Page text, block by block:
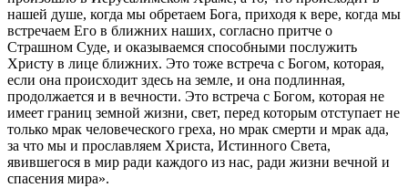
нашей душе, когда мы обретаем Бога, приходя к вере, когда мы
встречаем Его в ближних наших, согласно притче о
Страшном Суде, и оказываемся способными послужить
Христу в лице ближних. Это тоже встреча с Богом, которая,
если она происходит здесь на земле, и она подлинная,
продолжается и в вечности. Это встреча с Богом, которая не
имеет границ земной жизни, свет, перед которым отступает не
только мрак человеческого греха, но мрак смерти и мрак ада,
за что мы и прославляем Христа, Истинного Света,
явившегося в мир ради каждого из нас, ради жизни вечной и
спасения мира».